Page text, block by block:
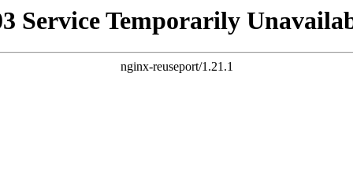
Service Temporarily
nginx-reuseport/1.21.1